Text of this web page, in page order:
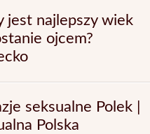
jest najlepszy wiek
ojcem?
seksualne Polek |
Polska